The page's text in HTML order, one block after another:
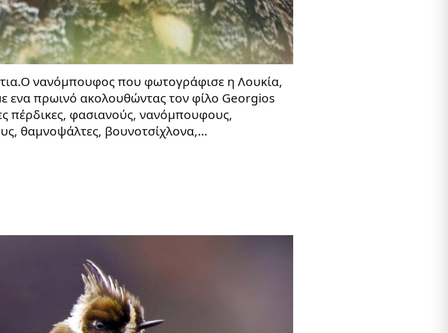
νανόμπουφος που φωτογράφισε η Λουκία,
ενα πρωινό ακολουθώντας τον φίλο Georgios
πέρδικες, φασιανούς, νανόμπουφους,
θαμνοψάλτες, βουνοτσίχλονα,…